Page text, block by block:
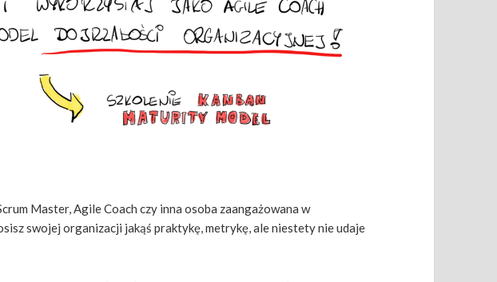
Master, Agile Coach czy inna osoba zaangażowana w
swojej organizacji jakąś praktykę, metrykę, ale niestety nie udaje